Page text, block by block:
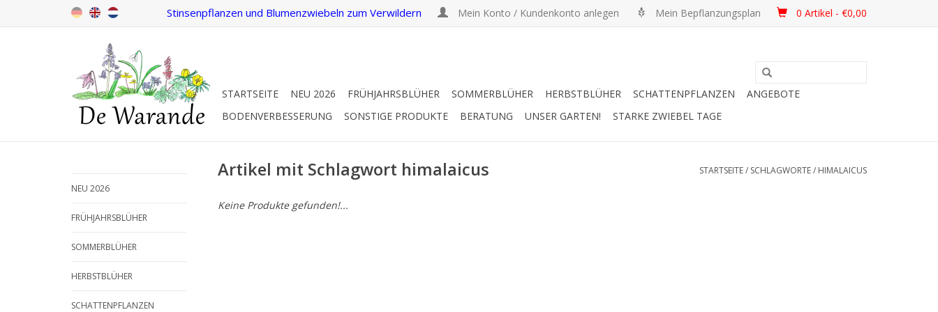
Stinsenpflanzen und Blumenzwiebeln zum Verwildern Mein Konto / Kundenkonto anlegen Mein Bepflanzungsplan 0 Artikel - €0,00
STARTSEITE NEU 2026 FRÜHJAHRSBLÜHER SOMMERBLÜHER HERBSTBLÜHER SCHATTENPFLANZEN
ANGEBOTE
BODENVERBESSERUNG
SONSTIGE PRODUKTE BERATUNG UNSER GARTEN! STARKE ZWIEBEL TAGE
NEU 2026
FRÜHJAHRSBLÜHER
SOMMERBLÜHER
HERBSTBLÜHER
SCHATTENPFLANZEN
Artikel mit Schlagwort himalaicus STARTSEITE/ SCHLAGWORTE/ HIMALAICUS
Keine Produkte gefunden!...